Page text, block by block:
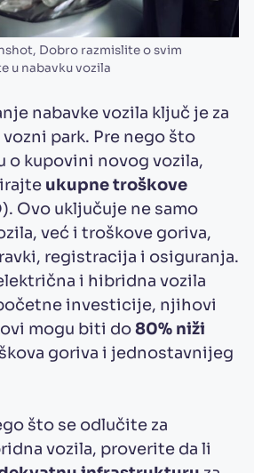
Dobro razmislite o svim
u nabavku vozila
nabavke vozila ključ je za
park. Pre nego što
o kupovini novog vozila,
ukupne troškove
Ovo uključuje ne samo
već i troškove goriva,
registracija i osiguranja.
i hibridna vozila
investicije, njihovi
mogu biti do80% niži
goriva i jednostavnijeg
što se odlučite za
vozila, proverite da li